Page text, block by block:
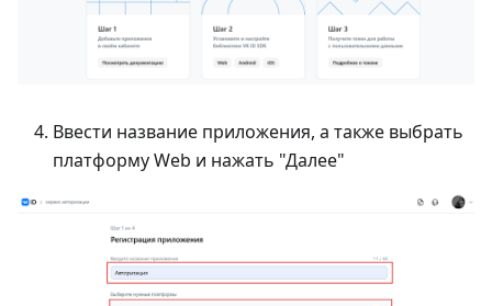
Ввести название приложения, а также выбрать
платформу Web и нажать "Далее"